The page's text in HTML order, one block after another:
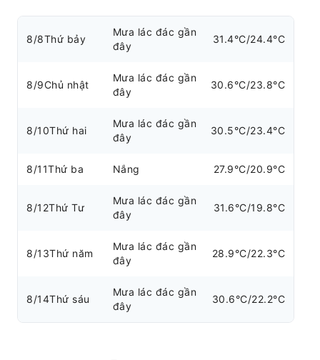
8/8Thứ bảy
Mưa lác đác gần
đây
31.4°C/24.4°C
8/9Chủ nhật
Mưa lác đác gần
đây
30.6°C/23.8°C
8/10Thứ hai
Mưa lác đác gần
đây
30.5°C/23.4°C
8/11Thứ ba Nắng 27.9°C/20.9°C
8/12Thứ Tư
Mưa lác đác gần
đây
31.6°C/19.8°C
8/13Thứ năm
Mưa lác đác gần
đây
28.9°C/22.3°C
8/14Thứ sáu
Mưa lác đác gần
đây
30.6°C/22.2°C